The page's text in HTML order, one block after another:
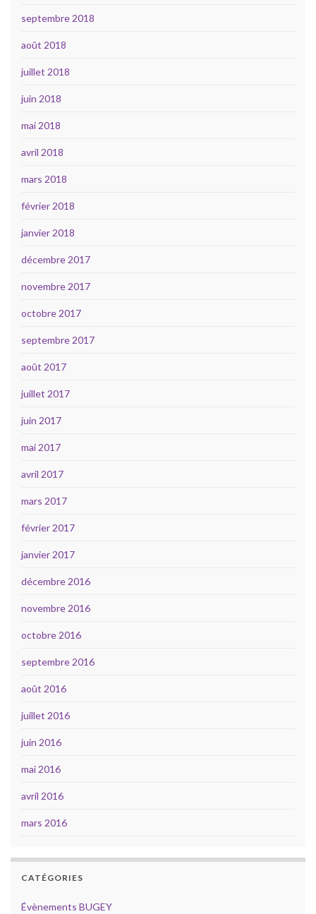
septembre 2018
août 2018
juillet 2018
juin 2018
mai 2018
avril 2018
mars 2018
février 2018
janvier 2018
décembre 2017
novembre 2017
octobre 2017
septembre 2017
août 2017
juillet 2017
juin 2017
mai 2017
avril 2017
mars 2017
février 2017
janvier 2017
décembre 2016
novembre 2016
octobre 2016
septembre 2016
août 2016
juillet 2016
juin 2016
mai 2016
avril 2016
mars 2016
CATÉGORIES
Évènements BUGEY